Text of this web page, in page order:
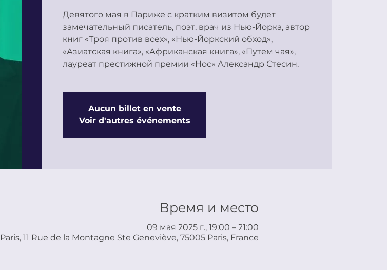
Девятого мая в Париже с кратким визитом будет
замечательный писатель, поэт, врач из Нью-Йорка, автор
книг «Троя против всех», «Нью-Йоркский обход»,
«Азиатская книга», «Африканская книга», «Путем чая»,
Aucun billet en vente
Voir d'autres événements
Время и место
09 мая 2025 г., 19:00 – 21:00
Paris, 11 Rue de la Montagne Ste Geneviève, 75005 Paris, France